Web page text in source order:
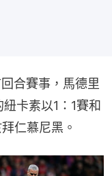
合賽事，馬德里
卡素以1：1賽和
仁慕尼黑。